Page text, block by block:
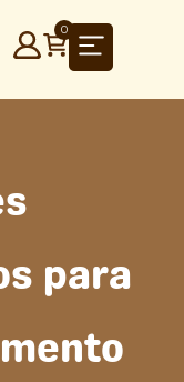
0
para